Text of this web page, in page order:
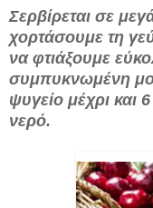
Σερβίρεται σε
χορτάσουμε τη
να φτιάξουμε
συμπυκνωμένη
ψυγείο μέχρι και
νερό.